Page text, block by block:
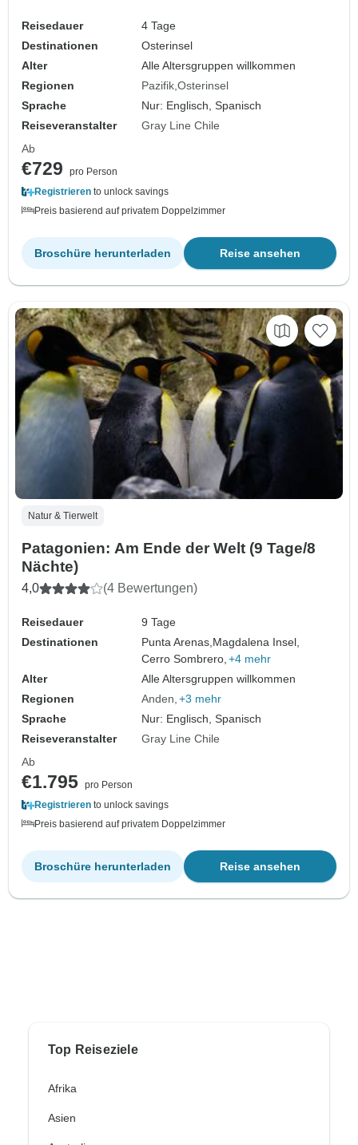
Reisedauer
4 Tage
Destinationen
Osterinsel
Alter
Alle Altersgruppen willkommen
Regionen
Pazifik Osterinsel
Sprache
Nur: Englisch, Spanisch
Reiseveranstalter
Gray Line Chile
Ab
€729
pro Person
Registrieren to unlock savings
Preis basierend auf privatem Doppelzimmer
Reise ansehen
Broschüre herunterladen
Natur & Tierwelt
Patagonien: Am Ende der Welt (9 Tage/8
Nächte)
4,0 (4 Bewertungen)
Reisedauer
9 Tage
Destinationen
Punta Arenas,Magdalena Insel,
Cerro Sombrero, +4 mehr
Alter
Alle Altersgruppen willkommen
Regionen
Anden +3 mehr
Sprache
Nur: Englisch, Spanisch
Reiseveranstalter
Gray Line Chile
Ab
€1.795 pro Person
Registrieren to unlock savings
Preis basierend auf privatem Doppelzimmer
Reise ansehen
Broschüre herunterladen
Top Reiseziele
Afrika
Asien